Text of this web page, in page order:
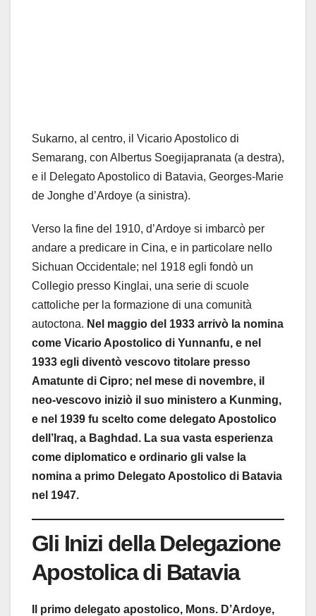
Sukarno, al centro, il Vicario Apostolico di
Semarang, con Albertus Soegijapranata (a destra),
e il Delegato Apostolico di Batavia, Georges-Marie
de Jonghe d’Ardoye (a sinistra).
Verso la fine del 1910, d’Ardoye si imbarcò per
andare a predicare in Cina, e in particolare nello
Sichuan Occidentale; nel 1918 egli fondò un
Collegio presso Kinglai, una serie di scuole
cattoliche per la formazione di una comunità
autoctona. Nel maggio del 1933 arrivò la nomina
come Vicario Apostolico di Yunnanfu, e nel
1933 egli diventò vescovo titolare presso
Amatunte di Cipro; nel mese di novembre, il
neo-vescovo iniziò il suo ministero a Kunming,
e nel 1939 fu scelto come delegato Apostolico
dell’Iraq, a Baghdad. La sua vasta esperienza
come diplomatico e ordinario gli valse la
nomina a primo Delegato Apostolico di Batavia
nel 1947.
Gli Inizi della Delegazione
Apostolica di Batavia
Il primo delegato apostolico, Mons. D’Ardoye,